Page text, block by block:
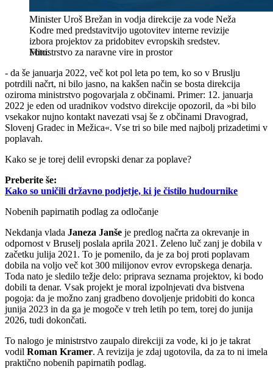
Minister Uroš Brežan in vodja direkcije za vode Neža
Kodre med predstavitvijo ugotovitev interne revizije
izbora projektov za pridobitev evropskih sredstev.
Ministrstvo za naravne vire in prostor
- da še januarja 2022, več kot pol leta po tem, ko so v Bruslju
potrdili načrt, ni bilo jasno, na kakšen način se bosta direkcija
oziroma ministrstvo pogovarjala z občinami. Primer: 12. januarja
2022 je eden od uradnikov vodstvo direkcije opozoril, da »bi bilo
vsekakor nujno kontakt navezati vsaj še z občinami Dravograd,
Slovenj Gradec in Mežica«. Vse tri so bile med najbolj prizadetimi v
poplavah.
Kako se je torej delil evropski denar za poplave?
Preberite še:
Kako so uničili državno podjetje, ki je čistilo hudournike
Nobenih papirnatih podlag za odločanje
Nekdanja vlada Janeza Janše je predlog načrta za okrevanje in
odpornost v Bruselj poslala aprila 2021. Zeleno luč zanj je dobila v
začetku julija 2021. To je pomenilo, da je za boj proti poplavam
dobila na voljo več kot 300 milijonov evrov evropskega denarja.
Toda nato je sledilo težje delo: priprava seznama projektov, ki bodo
dobili ta denar. Vsak projekt je moral izpolnjevati dva bistvena
pogoja: da je možno zanj gradbeno dovoljenje pridobiti do konca
junija 2023 in da ga je mogoče v treh letih po tem, torej do junija
2026, tudi dokončati.
To nalogo je ministrstvo zaupalo direkciji za vode, ki jo je takrat
vodil Roman Kramer. A revizija je zdaj ugotovila, da za to ni imela
praktično nobenih papirnatih podlag.